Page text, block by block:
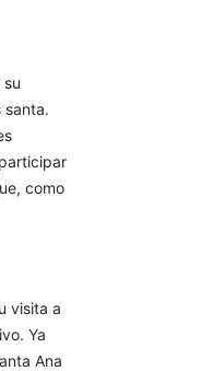
santa.
como
visita a
Ya
Ana